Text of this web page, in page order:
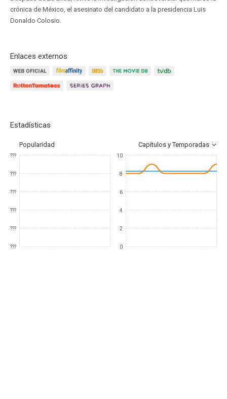
crónica de México, el asesinato del candidato a la presidencia Luis
Donaldo Colosio.
Enlaces externos
Estadísticas
Popularidad Capítulos y Temporadas
???
???
???
???
???
???
10
8
6
4
2
0